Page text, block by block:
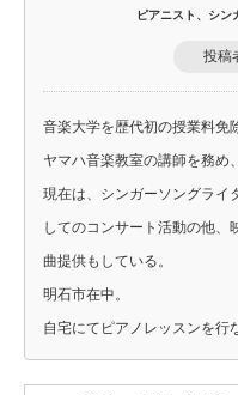
ピアニスト、シン
投稿
音楽大学を歴代初の授業料免
ヤマハ音楽教室の講師を務め
現在は、シンガーソングライ
してのコンサート活動の他、
曲提供もしている。
明石市在中。
自宅にてピアノレッスンを行